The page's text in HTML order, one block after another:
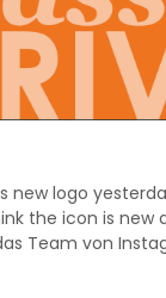
new logo
the icon is
Team von